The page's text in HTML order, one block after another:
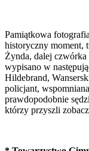
Pamiątkowa
historyczny moment,
Żynda, dalej
wypisano w
Hildebrand,
policjant,
prawdopodobnie
którzy przyszli